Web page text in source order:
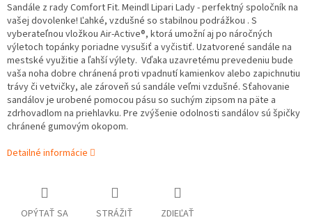
Sandále z rady Comfort Fit. Meindl Lipari Lady - perfektný spoločník na
vašej dovolenke! Ľahké, vzdušné so stabilnou podrážkou . S
vyberateľnou vložkou Air-Active®, ktorá umožní aj po náročných
výletoch topánky poriadne vysušiť a vyčistiť. Uzatvorené sandále na
mestské využitie a ľahší výlety. Vďaka uzavretému prevedeniu bude
vaša noha dobre chránená proti vpadnutí kamienkov alebo zapichnutiu
trávy či vetvičky, ale zároveň sú sandále veľmi vzdušné. Sťahovanie
sandálov je urobené pomocou pásu so suchým zipsom na päte a
zdrhovadlom na priehlavku. Pre zvýšenie odolnosti sandálov sú špičky
chránené gumovým okopom.
Detailné informácie
OPÝTAŤ SA STRÁŽIŤ ZDIEĽAŤ